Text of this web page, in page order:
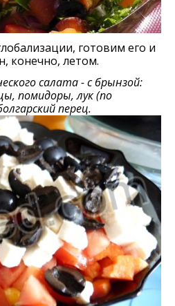
готовим его и
конечно, летом.
салата - с брынзой:
помидоры, лук (по
перец.